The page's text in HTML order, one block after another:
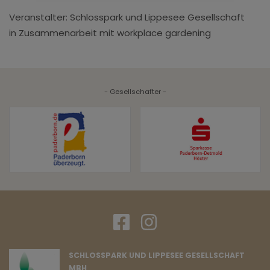
Veranstalter: Schlosspark und Lippesee Gesellschaft
in Zusammenarbeit mit workplace gardening
- Gesellschafter -
SCHLOSSPARK UND LIPPESEE GESELLSCHAFT
MBH